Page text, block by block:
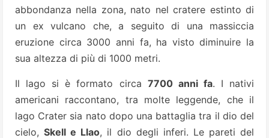
abbondanza nella zona, nato nel cratere estinto di
un ex vulcano che, a seguito di una massiccia
eruzione circa 3000 anni fa, ha visto diminuire la
sua altezza di più di 1000 metri.
Il lago si è formato circa 7700 anni fa. I nativi
americani raccontano, tra molte leggende, che il
lago Crater sia nato dopo una battaglia tra il dio del
cielo,Skell e Llao, il dio degli inferi. Le pareti del